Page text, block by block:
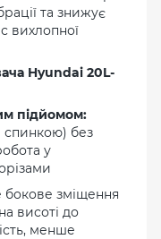
та знижує
вихлопної
Hyundai 20L-
підйомом:
спинкою) без
у
бокове зміщення
висоті до
менше